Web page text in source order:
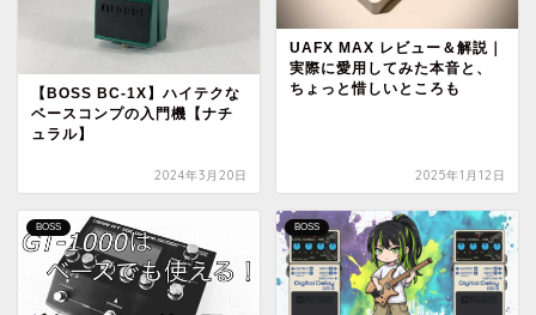
【BOSS BC-1X】ハイテクな
ベースコンプの入門機【ナチ
ュラル】
2024年3月20日
UAFX MAX レビュー＆解説｜
実際に愛用してみた本音と、
ちょっと惜しいところも
2025年1月12日
BOSS BOSS